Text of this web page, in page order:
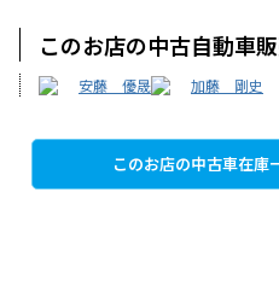
このお店の中古自動車
安藤 優晟 加藤 剛史
このお店の中古車在庫